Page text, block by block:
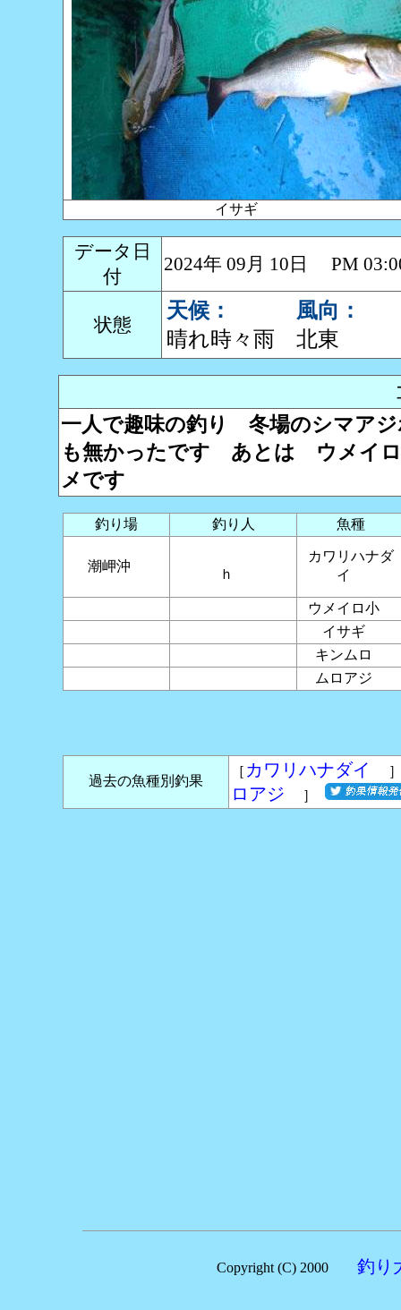
イサギ
データ日
付
2024年 09月 10日 PM
状態
天候：
晴れ時々雨
風向：
北東
一人で趣味の釣り 冬場のシマア
も無かったです あとは ウメイ
メです
釣り場 釣り人 魚種
潮岬沖
ｈ
カワリハナダ
イ
ウメイロ小
イサギ
キンムロ
ムロアジ
過去の魚種別釣果
［ カワリハナダイ
ロアジ ］
Copyright (C) 2000 釣り